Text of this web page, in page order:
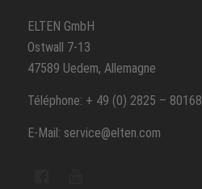
ELTEN GmbH
Ostwall 7-13
47589 Uedem, Allemagne
Téléphone: + 49 (0) 2825 – 80168
E-Mail: service@elten.com